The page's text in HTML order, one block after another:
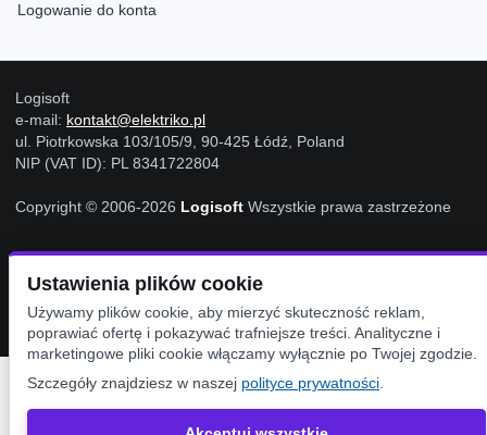
Logowanie do konta
Logisoft
e-mail: kontakt@elektriko.pl
ul. Piotrkowska 103/105/9, 90-425 Łódź, Poland
NIP (VAT ID): PL 8341722804
Copyright © 2006-2026 Logisoft Wszystkie prawa zastrzeżone
Ustawienia Cookies
Ustawienia plików cookie
Używamy plików cookie, aby mierzyć skuteczność reklam,
poprawiać ofertę i pokazywać trafniejsze treści. Analityczne i
marketingowe pliki cookie włączamy wyłącznie po Twojej zgodzie.
Szczegóły znajdziesz w naszej polityce prywatności